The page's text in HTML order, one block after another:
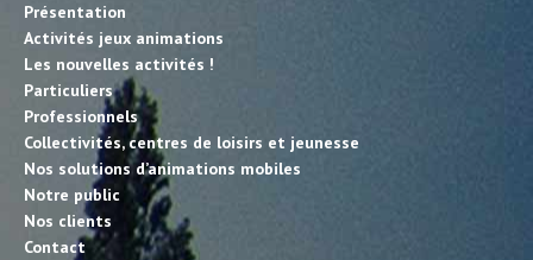
Présentation
Activités jeux animations
Les nouvelles activités !
Particuliers
Professionnels
Collectivités, centres de loisirs et jeunesse
Nos solutions d’animations mobiles
Notre public
Nos clients
Contact